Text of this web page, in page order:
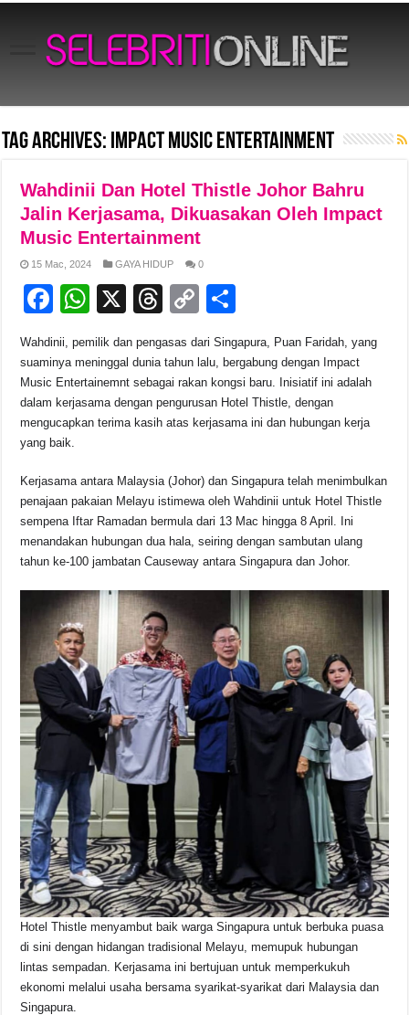
Tag Archives: impact music entertainment
Wahdinii Dan Hotel Thistle Johor Bahru
Jalin Kerjasama, Dikuasakan Oleh Impact
Music Entertainment
15 Mac, 2024 GAYA HIDUP 0
F
c
e
b
o
o
k
W
at
s
A
p
X
T
e
a
d
C
p
y
Li
k
ar
e
Wahdinii, pemilik dan pengasas dari Singapura, Puan Faridah, yang
suaminya meninggal dunia tahun lalu, bergabung dengan Impact
Music Entertainemnt sebagai rakan kongsi baru. Inisiatif ini adalah
dalam kerjasama dengan pengurusan Hotel Thistle, dengan
mengucapkan terima kasih atas kerjasama ini dan hubungan kerja
yang baik.
Kerjasama antara Malaysia (Johor) dan Singapura telah menimbulkan
penajaan pakaian Melayu istimewa oleh Wahdinii untuk Hotel Thistle
sempena Iftar Ramadan bermula dari 13 Mac hingga 8 April. Ini
menandakan hubungan dua hala, seiring dengan sambutan ulang
tahun ke-100 jambatan Causeway antara Singapura dan Johor.
Hotel Thistle menyambut baik warga Singapura untuk berbuka puasa
di sini dengan hidangan tradisional Melayu, memupuk hubungan
lintas sempadan. Kerjasama ini bertujuan untuk memperkukuh
ekonomi melalui usaha bersama syarikat-syarikat dari Malaysia dan
Singapura.